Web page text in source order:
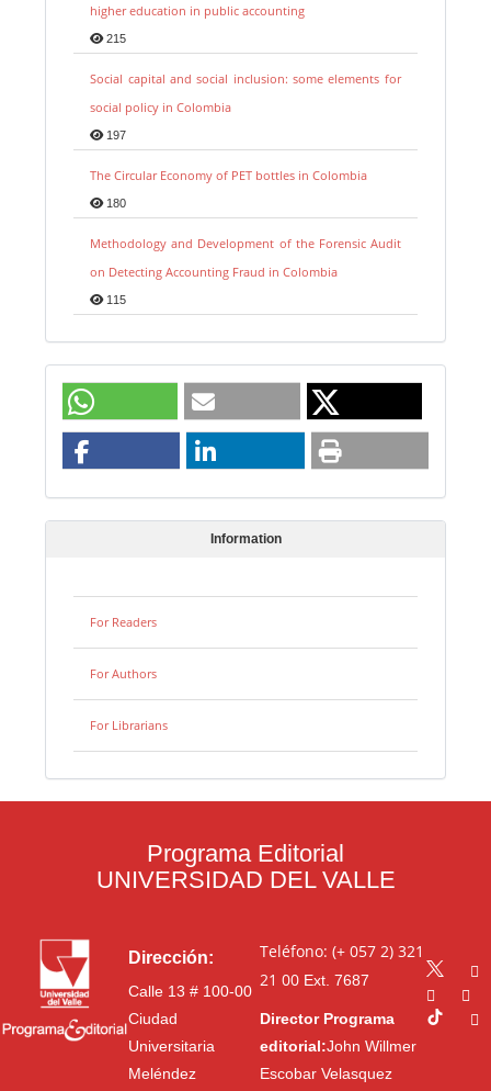
higher education in public accounting
215
Social capital and social inclusion: some elements for
social policy in Colombia
197
The Circular Economy of PET bottles in Colombia
180
Methodology and Development of the Forensic Audit
on Detecting Accounting Fraud in Colombia
115
Information
For Readers
For Authors
For Librarians
Programa Editorial
UNIVERSIDAD DEL VALLE
Dirección:
Calle 13 # 100-00
Ciudad
Universitaria
Meléndez
Teléfono: (+ 057 2) 321
21 00Ext. 7687
Director Programa
editorial:John Willmer
Escobar Velasquez